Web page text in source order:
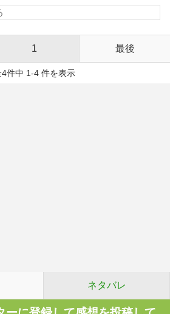
1 最後
4件中 1-4 件を表示
ネタバレ